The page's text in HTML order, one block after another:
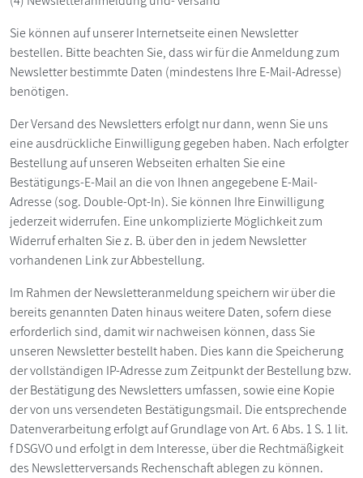
Sie können auf unserer Internetseite einen Newsletter
bestellen. Bitte beachten Sie, dass wir für die Anmeldung zum
Newsletter bestimmte Daten (mindestens Ihre E-Mail-Adresse)
benötigen.
Der Versand des Newsletters erfolgt nur dann, wenn Sie uns
eine ausdrückliche Einwilligung gegeben haben. Nach erfolgter
Bestellung auf unseren Webseiten erhalten Sie eine
Bestätigungs-E-Mail an die von Ihnen angegebene E-Mail-
Adresse (sog. Double-Opt-In). Sie können Ihre Einwilligung
jederzeit widerrufen. Eine unkomplizierte Möglichkeit zum
Widerruf erhalten Sie z. B. über den in jedem Newsletter
vorhandenen Link zur Abbestellung.
Im Rahmen der Newsletteranmeldung speichern wir über die
bereits genannten Daten hinaus weitere Daten, sofern diese
erforderlich sind, damit wir nachweisen können, dass Sie
unseren Newsletter bestellt haben. Dies kann die Speicherung
der vollständigen IP-Adresse zum Zeitpunkt der Bestellung bzw.
der Bestätigung des Newsletters umfassen, sowie eine Kopie
der von uns versendeten Bestätigungsmail. Die entsprechende
Datenverarbeitung erfolgt auf Grundlage von Art. 6 Abs. 1 S. 1 lit.
f DSGVO und erfolgt in dem Interesse, über die Rechtmäßigkeit
des Newsletterversands Rechenschaft ablegen zu können.